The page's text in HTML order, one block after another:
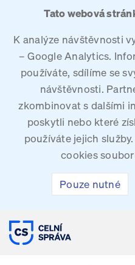
Tato webová
K analýze návštěvnosti
– Google Analytics.
používáte, sdílíme se
návštěvnosti.
zkombinovat s dalšími
poskytli nebo které
používáte jejich
cookies
Pouze nutné
CELNÍ